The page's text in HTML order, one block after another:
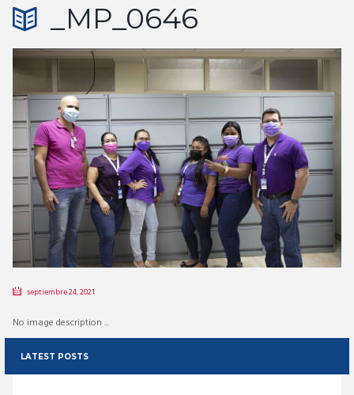
_MP_0646
septiembre 24, 2021
No image description ...
LATEST POSTS